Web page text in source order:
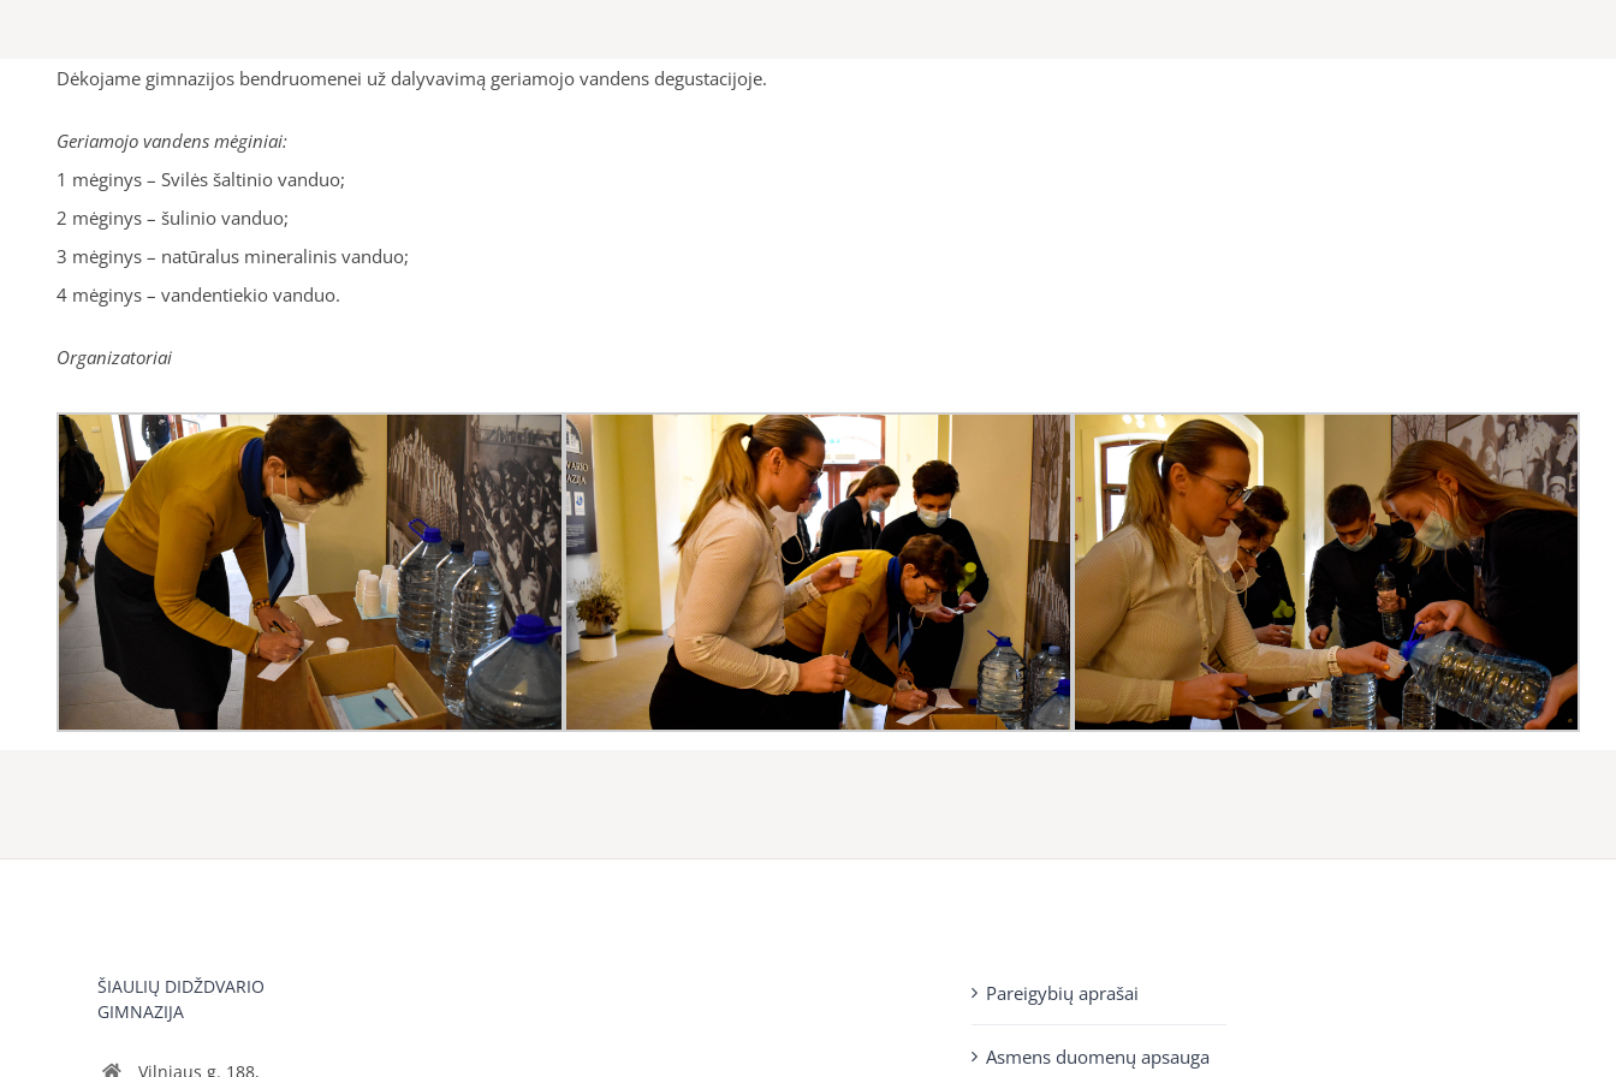
Dėkojame gimnazijos bendruomenei už dalyvavimą geriamojo vandens degustacijoje.
Geriamojo vandens mėginiai:
1 mėginys – Svilės šaltinio vanduo;
2 mėginys – šulinio vanduo;
3 mėginys – natūralus mineralinis vanduo;
4 mėginys – vandentiekio vanduo.
Organizatoriai
ŠIAULIŲ DIDŽDVARIO
GIMNAZIJA
Vilniaus g. 188,
Pareigybių aprašai
Asmens duomenų apsauga